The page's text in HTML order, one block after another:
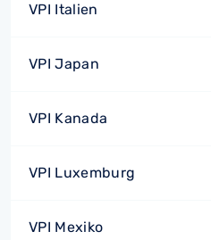
VPI Italien
VPI Japan
VPI Kanada
VPI Luxemburg
VPI Mexiko